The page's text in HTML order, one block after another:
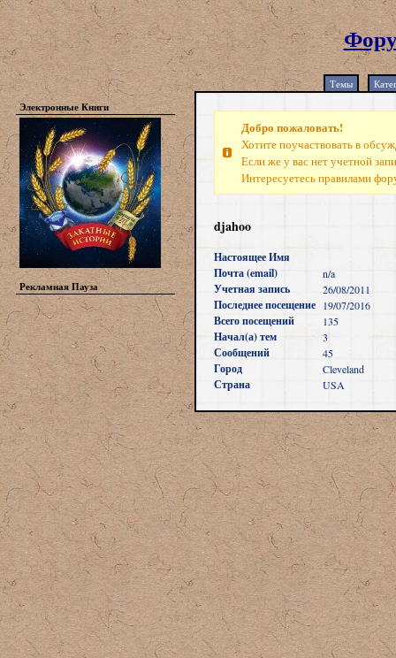
Темы
Электронные Книги
Рекламная Пауза
Добро пожаловать!
Хотите поучаствовать в
Если же у вас нет учетной
Интересуетесь правилами
djahoo
Настоящее Имя
Почта (email)
n/a
Учетная запись 26/08/2011
Последнее посещение 19/07/2016
Всего посещений 135
Начал(а) тем 3
Сообщений 45
Город Cleveland
Страна USA